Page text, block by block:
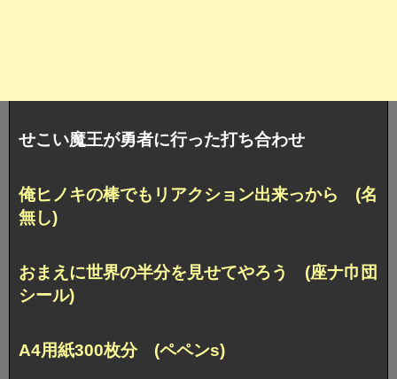
せこい魔王が勇者に行った打ち合わせ
俺ヒノキの棒でもリアクション出来っから (名
無し)
おまえに世界の半分を見せてやろう (座ナ巾団
シール)
A4用紙300枚分 (ペペンs)